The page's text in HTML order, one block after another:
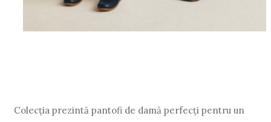
Colecția prezintă pantofi de damă perfecți pentru un